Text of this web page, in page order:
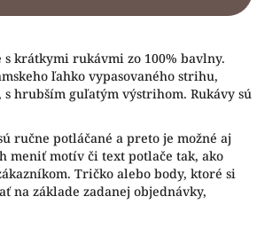
krátkymi rukávmi zo 100% bavlny.
ľahko vypasovaného strihu,
s hrubším guľatým výstrihom. Rukávy sú
ručne potláčané a preto je možné aj
meniť motív či text potlače tak, ako
Tričko alebo body, ktoré si
na základe zadanej objednávky,